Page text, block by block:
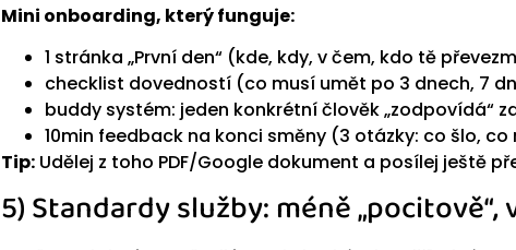
Mini onboarding, který funguje:
1 stránka „První den“ (kde, kdy, v čem, kdo tě
checklist dovedností (co musí umět po 3 dnech, 7
buddy systém: jeden konkrétní člověk „zodpovídá“
10min feedback na konci směny (3 otázky: co šlo,
Tip: Udělej z toho PDF/Google dokument a posílej ještě
5) Standardy služby: méně „pocitově“,